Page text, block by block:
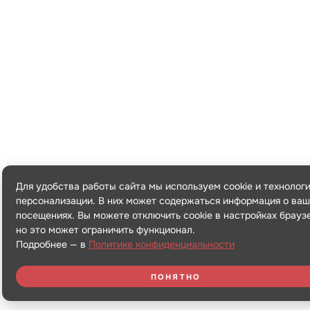
Для удобства работы сайта мы используем cookie и
персонализации. В них может содержаться информация о
посещениях. Вы можете отключить cookie в настройках
но это может ограничить функционал.
Подробнее — в Политике конфиденциальности
ПОНЯТНО